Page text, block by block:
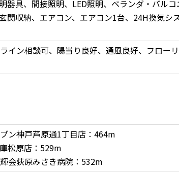
器具、間接照明、LED照明、ベランダ・バル
関収納、エアコン、エアコン1台、24H換気シ
イン相談可、陽当り良好、通風良好、フロー
ン神戸芦原通1丁目店：464m
松原店：529m
会荻原みさき病院：532m